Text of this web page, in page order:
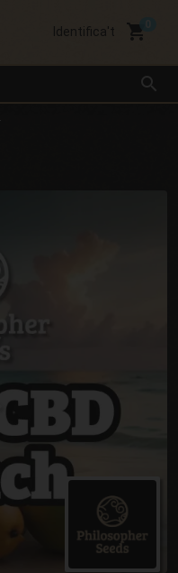
search
Identifica't local_grocery_store